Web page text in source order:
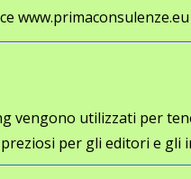
www.primaconsulenze.eu
vengono utilizzati per
per gli editori e gli